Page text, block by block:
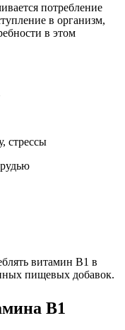
потребление
в организм,
в этом
стрессы
витамин B1 в
пищевых добавок.
В1